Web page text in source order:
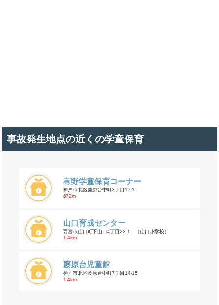
事故発生地点の近くの学童保育
有野学童保育コーナー
神戸市北区藤原台中町3丁目17-1
672m
山口育成センター
西宮市山口町下山口4丁目23-1 （山口小学校）
1.4km
藤原台児童館
神戸市北区藤原台中町7丁目14-15
1.4km